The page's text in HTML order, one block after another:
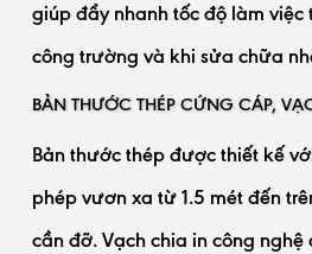
giúp đẩy nhanh tốc độ làm
công trường và khi sửa chữa
BẢN THƯỚC THÉP CỨNG CÁP,
Bản thước thép được thiết kế
phép vươn xa từ 1.5 mét đến
cần đỡ. Vạch chia in công nghệ